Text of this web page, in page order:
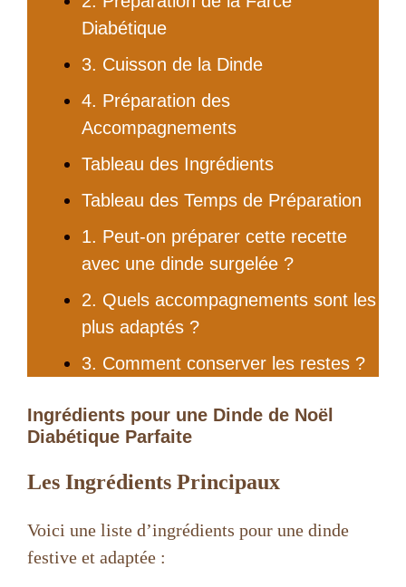
Diabétique
3. Cuisson de la Dinde
4. Préparation des
Accompagnements
Tableau des Ingrédients
Tableau des Temps de Préparation
1. Peut-on préparer cette recette
avec une dinde surgelée ?
2. Quels accompagnements sont les
plus adaptés ?
3. Comment conserver les restes ?
Ingrédients pour une Dinde de Noël
Diabétique Parfaite
Les Ingrédients Principaux
Voici une liste d’ingrédients pour une dinde
festive et adaptée :